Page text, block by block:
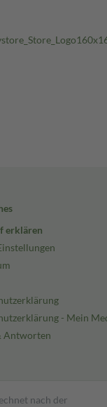
erklären
- Mein
Antworten
nach der